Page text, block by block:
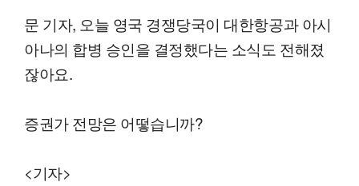
문 기자, 오늘 영국 경쟁당국이 대한항공과 아시
아나의 합병 승인을 결정했다는 소식도 전해졌
잖아요.
증권가 전망은 어떻습니까?
<기자>